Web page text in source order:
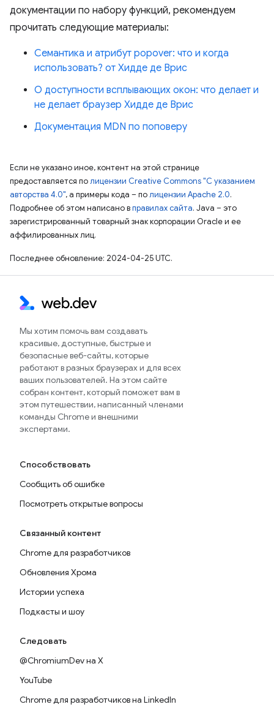
документации по набору функций, рекомендуем
прочитать следующие материалы:
Семантика и атрибут popover: что и когда
использовать? от Хидде де Врис
О доступности всплывающих окон: что делает и
не делает браузер Хидде де Врис
Документация MDN по поповеру
Если не указано иное, контент на этой странице
предоставляется полицензии Creative Commons "С указанием
авторства 4.0", а примеры кода – полицензии Apache 2.0.
Подробнее об этом написано вправилах сайта. Java – это
зарегистрированный товарный знак корпорации Oracle и ее
аффилированных лиц.
Последнее обновление: 2024-04-25 UTC.
Мы хотим помочь вам создавать
красивые, доступные, быстрые и
безопасные веб-сайты, которые
работают в разных браузерах и для всех
ваших пользователей. На этом сайте
собран контент, который поможет вам в
этом путешествии, написанный членами
команды Chrome и внешними
экспертами.
Способствовать
Сообщить об ошибке
Посмотреть открытые вопросы
Связанный контент
Chrome для разработчиков
Обновления Хрома
Истории успеха
Подкасты и шоу
Следовать
@ChromiumDev на X
YouTube
Chrome для разработчиков на LinkedIn